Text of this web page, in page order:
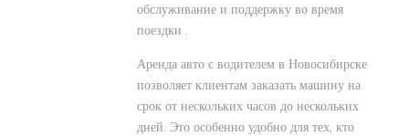
обслуживание и поддержку во время
поездки .
Аренда авто с водителем в Новосибирске
позволяет клиентам заказать машину на
срок от нескольких часов до нескольких
дней. Это особенно удобно для тех, кто